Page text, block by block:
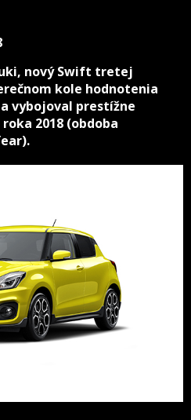
nový Swift tretej
kole hodnotenia
vybojoval prestížne
2018 (obdoba